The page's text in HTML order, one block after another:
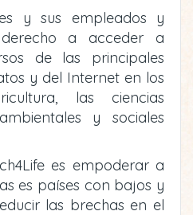
y sus empleados y
derecho a acceder a
de las principales
y del Internet en los
las ciencias
y sociales
es empoderar a
es países con bajos y
las brechas en el